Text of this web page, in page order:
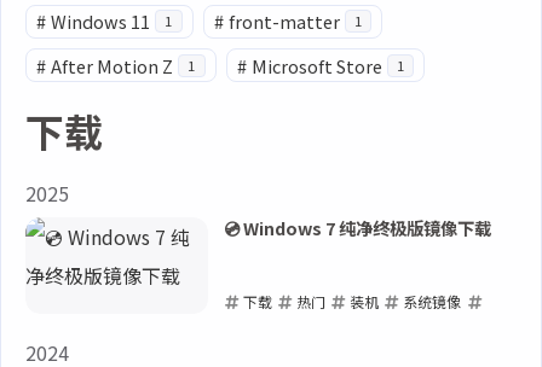
#Windows 11 1 # front-matter 1
#After Motion Z 1 # Microsoft Store 1
下载
2025
💿 Windows 7 纯净终极版镜像下载
下载 热门 装机
系统镜像
2024